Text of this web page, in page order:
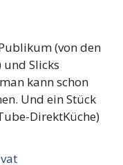
(von den
Slicks
kann schon
Und ein Stück
DirektKüche)